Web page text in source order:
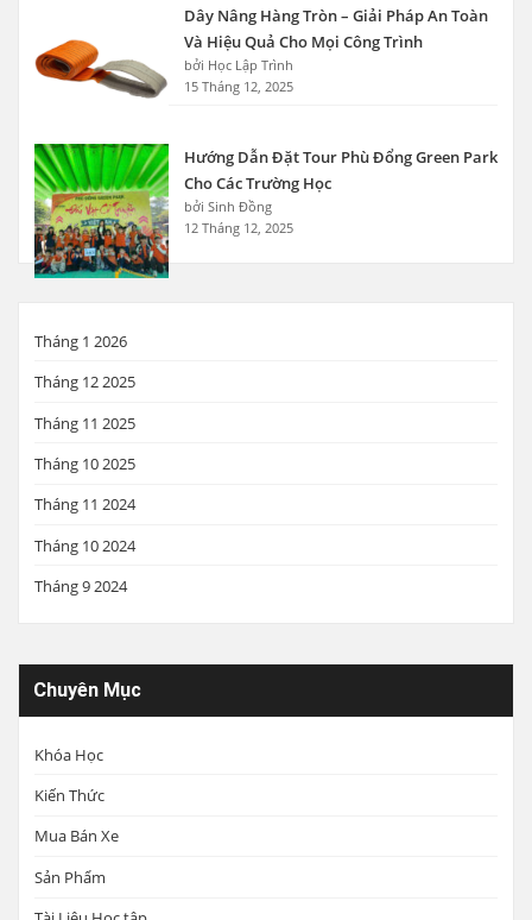
Dây Nâng Hàng Tròn – Giải Pháp An Toàn
Và Hiệu Quả Cho Mọi Công Trình
bởi Học Lập Trình
15 Tháng 12, 2025
Hướng Dẫn Đặt Tour Phù Đổng Green Park
Cho Các Trường Học
bởi Sinh Đồng
12 Tháng 12, 2025
Tháng 1 2026
Tháng 12 2025
Tháng 11 2025
Tháng 10 2025
Tháng 11 2024
Tháng 10 2024
Tháng 9 2024
Chuyên Mục
Khóa Học
Kiến Thức
Mua Bán Xe
Sản Phẩm